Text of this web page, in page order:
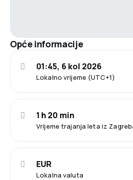
Opće informacije
Lokalno vrijeme (UTC+1)
01:45, 6 kol 2026
Vrijeme trajanja leta iz
1 h 20 min
Lokalna valuta
EUR